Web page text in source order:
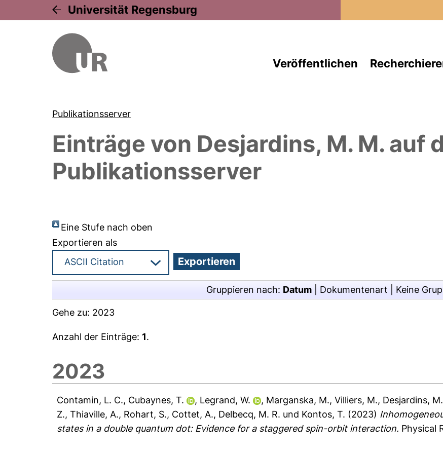
Universität Regensburg
Veröffentlichen
Publikationsserver
Einträge von Desjardins, M. M. auf
Publikationsserver
Eine Stufe nach oben
Exportieren als
Gruppieren nach: Datum Dokumentenart Keine
Gehe zu: 2023
Anzahl der Einträge:1.
2023
Contamin, L. C., Cubaynes, T. , Legrand, W. , Marganska, M.,Villiers, M., Desjardins,
Z.,Thiaville, A., Rohart, S., Cottet, A., Delbecq, M. R. und Kontos, T. (2023)
states in a double quantum dot: Evidence for a staggered spin-orbit interaction. Physical